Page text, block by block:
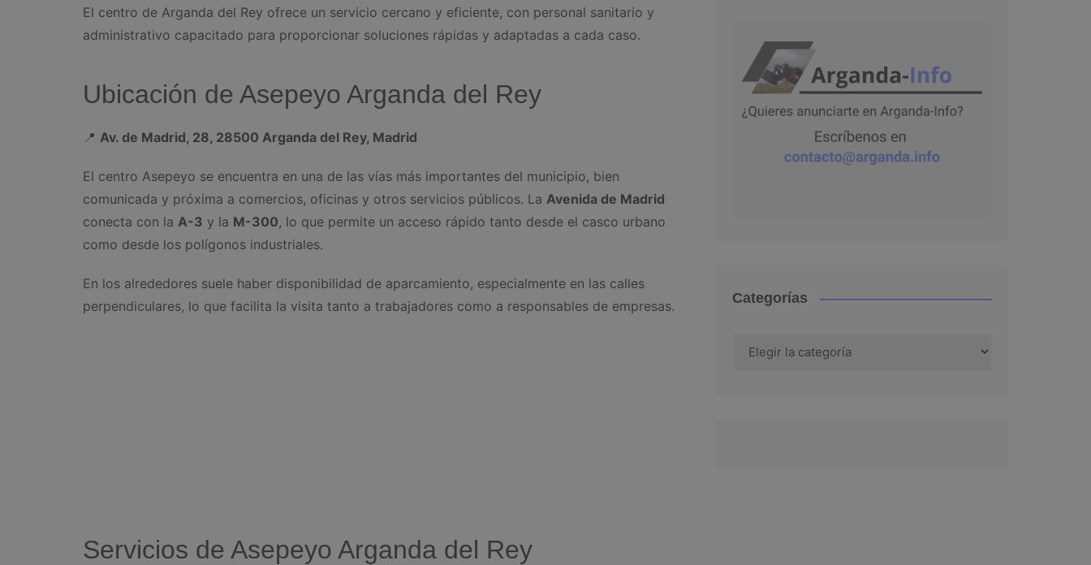
El centro de Arganda del Rey ofrece un servicio cercano y eficiente, con personal sanitario y
administrativo capacitado para proporcionar soluciones rápidas y adaptadas a cada caso.
Ubicación de Asepeyo Arganda del Rey
📍 Av. de Madrid, 28, 28500 Arganda del Rey, Madrid
El centro Asepeyo se encuentra en una de las vías más importantes del municipio, bien
comunicada y próxima a comercios, oficinas y otros servicios públicos. La Avenida de Madrid
conecta con la A-3 y la M-300, lo que permite un acceso rápido tanto desde el casco urbano
como desde los polígonos industriales.
En los alrededores suele haber disponibilidad de aparcamiento, especialmente en las calles
perpendiculares, lo que facilita la visita tanto a trabajadores como a responsables de empresas.
Servicios de Asepeyo Arganda del Rey
Categorías